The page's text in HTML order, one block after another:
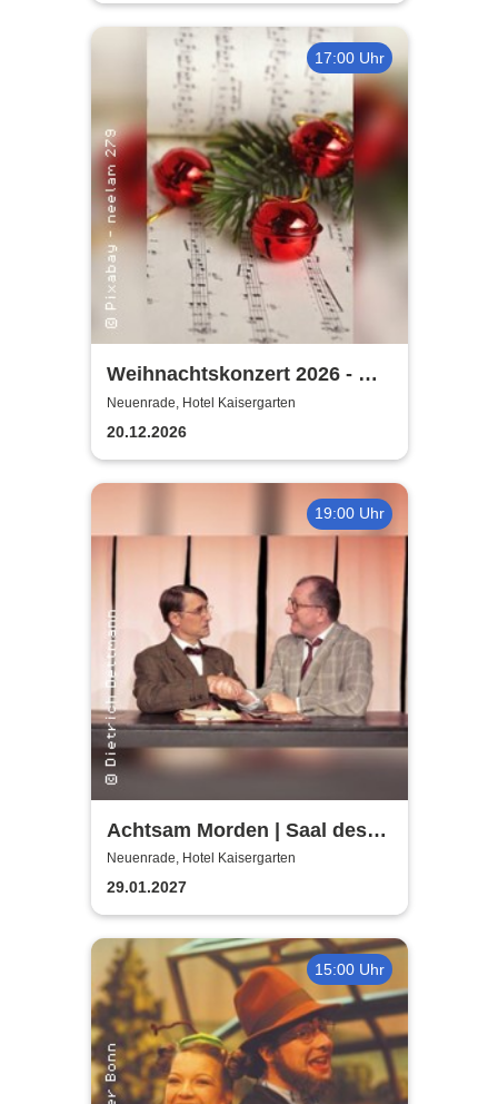
17:00 Uhr
Weihnachtskonzert 2026 - mit
MV Affeln, MGV Liederkranz,
Vokalart Menden
Neuenrade, Hotel Kaisergarten
20.12.2026
19:00 Uhr
Achtsam Morden | Saal des
Hotels Kaisergarten
Neuenrade, Hotel Kaisergarten
29.01.2027
15:00 Uhr